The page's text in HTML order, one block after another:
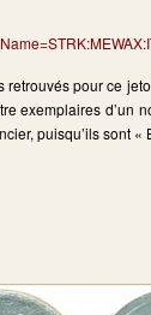
pour ce
exemplaires d’un
puisqu’ils sont «